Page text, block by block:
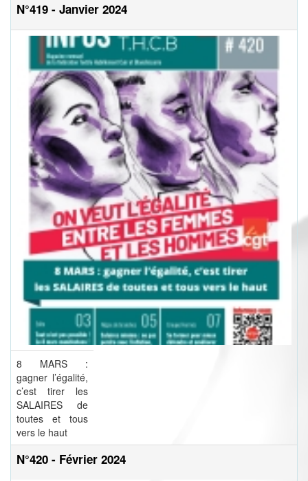
N°419 - Janvier 2024
8 MARS :
gagner l’égalité,
c’est tirer les
SALAIRES de
toutes et tous
vers le haut
N°420 - Février 2024